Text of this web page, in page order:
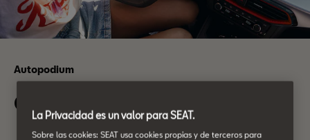
Autopodium
Guía de Posventa.
La Privacidad es un valor para SEAT.
Sobre las cookies: SEAT usa cookies propias y de terceros para